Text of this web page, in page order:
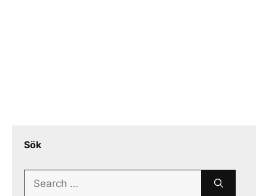
Sök
Search